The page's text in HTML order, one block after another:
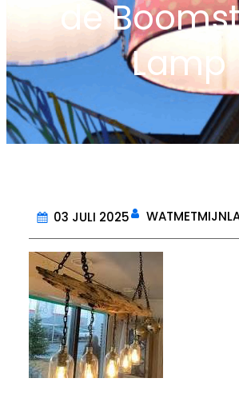
de
Lamp
03 JULI 2025